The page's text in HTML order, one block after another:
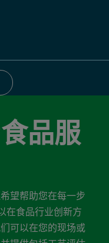
品服
望帮助您在每一步
在食品行业创新方
可以在您的现场或